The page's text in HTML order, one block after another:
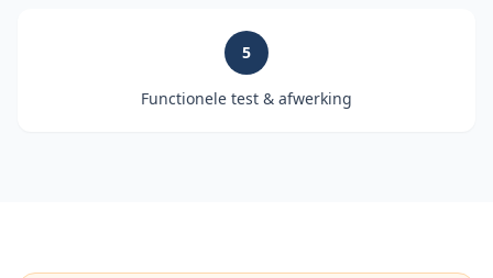
5
Functionele test & afwerking